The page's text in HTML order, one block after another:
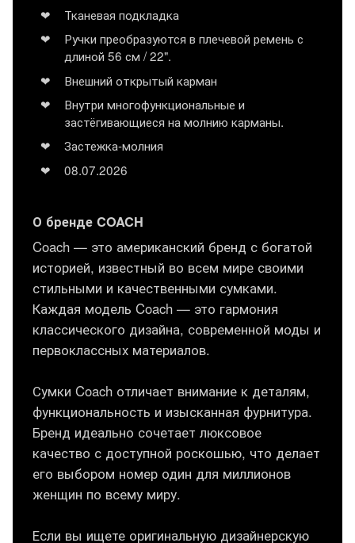
Тканевая подкладка
Ручки преобразуются в плечевой ремень с
длиной 56 см / 22".
Внешний открытый карман
Внутри многофункциональные и
застёгивающиеся на молнию карманы.
Застежка-молния
08.07.2026
О бренде COACH
Coach — это американский бренд с богатой
историей, известный во всем мире своими
стильными и качественными сумками.
Каждая модель Coach — это гармония
классического дизайна, современной моды и
первоклассных материалов.
Сумки Coach отличает внимание к деталям,
функциональность и изысканная фурнитура.
Бренд идеально сочетает люксовое
качество с доступной роскошью, что делает
его выбором номер один для миллионов
женщин по всему миру.
Если вы ищете оригинальную дизайнерскую